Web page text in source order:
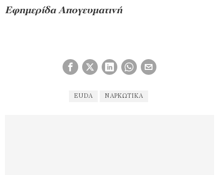
Εφημερίδα Απογευματινή
EUDA ΝΑΡΚΩΤΙΚΆ